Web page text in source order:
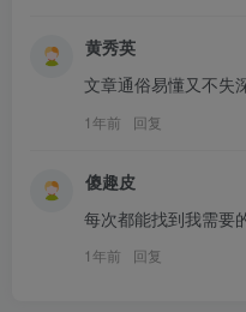
黄秀英
文章通俗易懂又不失
1年前 回复
傻趣皮
每次都能找到我需要
1年前 回复